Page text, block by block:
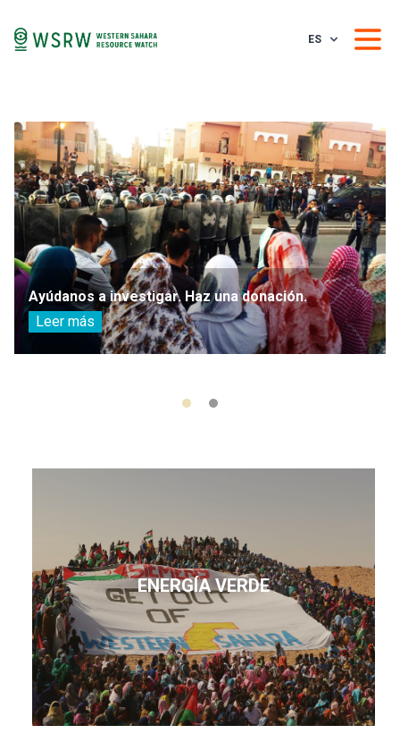
ES
Ayúdanos a investigar. Haz una donación.
Leer más
ENERGÍA VERDE